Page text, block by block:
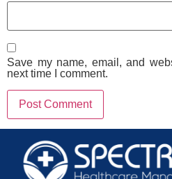
Save my name, email, and
next time I comment.